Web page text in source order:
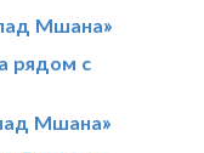
Мшана»
рядом с
Мшана»